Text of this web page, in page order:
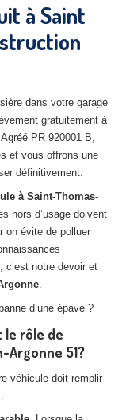
avec destruction
destruction
destruction
destruction
destruction
destruction
à Saint
dans votre garage
gratuitement à
PR 920001 B,
et vous offrons une
définitivement.
à Saint-Thomas-
hors d’usage doivent
on évite de polluer
notre devoir et
.
d’une épave ?
le rôle de
Argonne 51?
véhicule doit remplir